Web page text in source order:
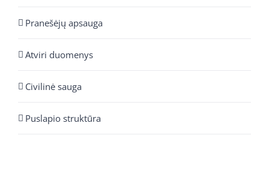
Pranešėjų apsauga
Atviri duomenys
Civilinė sauga
Puslapio struktūra